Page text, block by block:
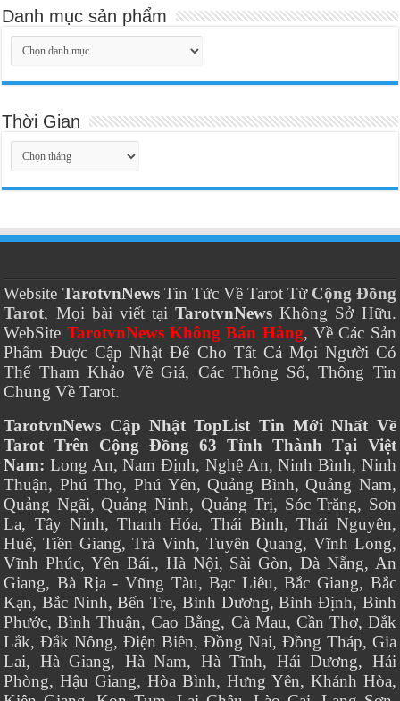
Danh mục sản phẩm
Thời Gian
Thời
Gian
Website TarotvnNewsTin Tức Về Tarot Từ Cộng Đồng
Tarot, Mọi bài viết tạiTarotvnNews Không Sở Hữu.
WebSite TarotvnNews Không Bán Hàng, Về Các Sản
Phẩm Được Cập Nhật Để Cho Tất Cả Mọi Người Có
Thể Tham Khảo Về Giá, Các Thông Số, Thông Tin
Chung Về Tarot.
TarotvnNews Cập Nhật TopList Tin Mới Nhất Về
Tarot Trên Cộng Đồng 63 Tỉnh Thành Tại Việt
Nam: Long An, Nam Định, Nghệ An, Ninh Bình, Ninh
Thuận, Phú Thọ, Phú Yên, Quảng Bình, Quảng Nam,
Quảng Ngãi, Quảng Ninh, Quảng Trị, Sóc Trăng, Sơn
La, Tây Ninh, Thanh Hóa, Thái Bình, Thái Nguyên,
Huế, Tiền Giang, Trà Vinh, Tuyên Quang, Vĩnh Long,
Vĩnh Phúc, Yên Bái., Hà Nội, Sài Gòn, Đà Nẵng, An
Giang, Bà Rịa - Vũng Tàu, Bạc Liêu, Bắc Giang, Bắc
Kạn, Bắc Ninh, Bến Tre, Bình Dương, Bình Định, Bình
Phước, Bình Thuận, Cao Bằng, Cà Mau, Cần Thơ, Đắk
Lắk, Đắk Nông, Điện Biên, Đồng Nai, Đồng Tháp, Gia
Lai, Hà Giang, Hà Nam, Hà Tĩnh, Hải Dương, Hải
Phòng, Hậu Giang, Hòa Bình, Hưng Yên, Khánh Hòa,